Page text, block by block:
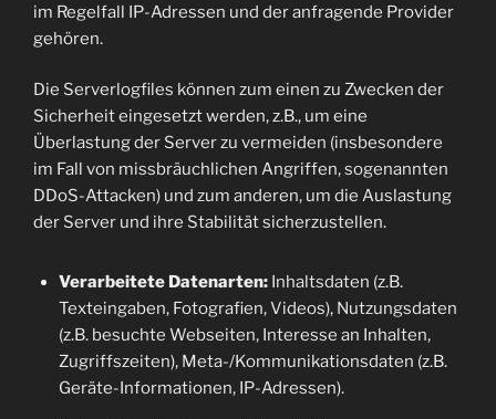
im Regelfall IP-Adressen und der anfragende Provider
gehören.
Die Serverlogfiles können zum einen zu Zwecken der
Sicherheit eingesetzt werden, z.B., um eine
Überlastung der Server zu vermeiden (insbesondere
im Fall von missbräuchlichen Angriffen, sogenannten
DDoS-Attacken) und zum anderen, um die Auslastung
der Server und ihre Stabilität sicherzustellen.
Verarbeitete Datenarten:Inhaltsdaten (z.B.
Texteingaben, Fotografien, Videos), Nutzungsdaten
(z.B. besuchte Webseiten, Interesse an Inhalten,
Zugriffszeiten), Meta-/Kommunikationsdaten (z.B.
Geräte-Informationen, IP-Adressen).